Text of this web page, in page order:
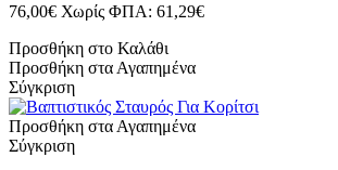
76,00€ Χωρίς ΦΠΑ: 61,29€
Προσθήκη στο Καλάθι
Προσθήκη στα Αγαπημένα
Σύγκριση
Προσθήκη στα Αγαπημένα
Σύγκριση